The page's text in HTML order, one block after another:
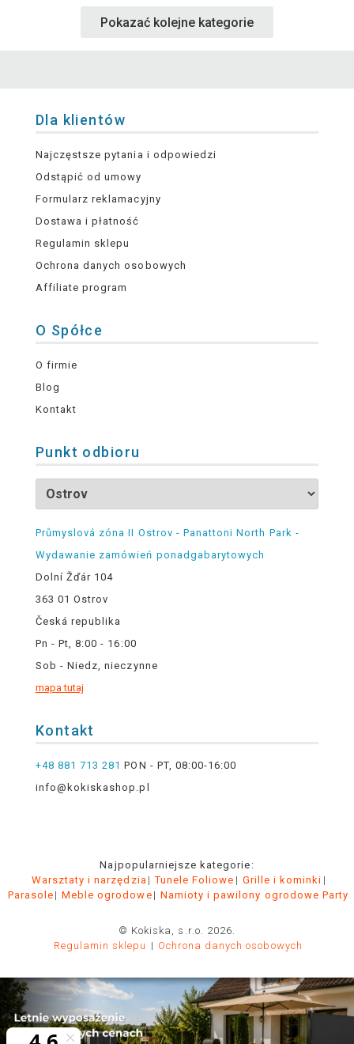
Pokazać kolejne kategorie
Dla klientów
Najczęstsze pytania i odpowiedzi
Odstąpić od umowy
Formularz reklamacyjny
Dostawa i płatność
Regulamin sklepu
Ochrona danych osobowych
Affiliate program
O Spółce
O firmie
Blog
Kontakt
Punkt odbioru
Průmyslová zóna II Ostrov - Panattoni North Park -
Wydawanie zamówień ponadgabarytowych
Dolní Žďár 104
363 01 Ostrov
Česká republika
Pn - Pt, 8:00 - 16:00
Sob - Niedz, nieczynne
mapa tutaj
Kontakt
+48 881 713 281 PON - PT, 08:00-16:00
info@kokiskashop.pl
Najpopularniejsze kategorie:
Warsztaty i narzędzia
Tunele Foliowe
Grille i kominki
Parasole
Meble ogrodowe Namioty i pawilony ogrodowe Party
© Kokiska, s.r.o. 2026.
Regulamin sklepu
Ochrona danych osobowych